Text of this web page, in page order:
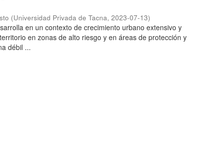
(Universidad Privada de Tacna,2023-07-13)
en un contexto de crecimiento urbano extensivo y
en zonas de alto riesgo y en áreas de protección y
débil ...